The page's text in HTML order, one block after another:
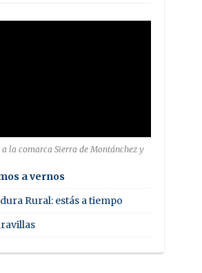
a la comarca Sierra de Montánchez y
a vernos
Rural: estás a tiempo